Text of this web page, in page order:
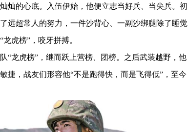
的心底。入伍伊始，他便立志当好兵、当尖兵。初
远超常人的努力，一件沙背心、一副沙绑腿除了睡觉
虎榜”，咬牙拼搏。
龙虎榜”，继而跃上营榜、团榜。之后武装越野，他
捷，战友们形容他“不是跑得快，而是飞得低”，至今